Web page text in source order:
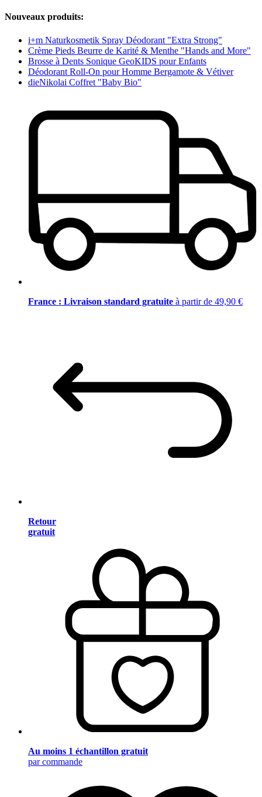
Nouveaux produits:
i+m Naturkosmetik Spray Déodorant "Extra Strong"
Crème Pieds Beurre de Karité & Menthe "Hands and More"
Brosse à Dents Sonique GeoKIDS pour Enfants
Déodorant Roll-On pour Homme Bergamote & Vétiver
dieNikolai Coffret "Baby Bio"
France : Livraison standard gratuite à partir de 49,90 €
Retour
gratuit
Au moins 1 échantillon gratuit
par commande